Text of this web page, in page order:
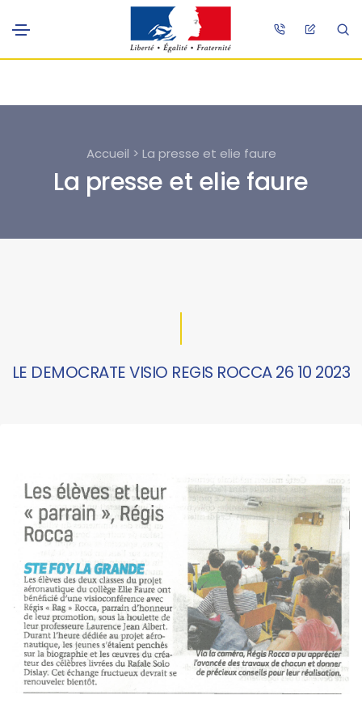
Accueil > La presse et elie faure
La presse et elie faure
LE DEMOCRATE VISIO REGIS ROCCA 26 10 2023